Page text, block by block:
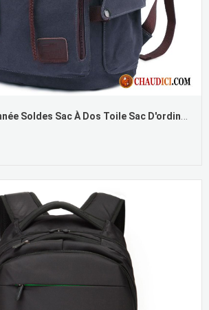
Sac À Dos Randonnée Soldes Sac À Dos Toile Sac D'ordinateur Portable Loisir Tendance Pas Cher